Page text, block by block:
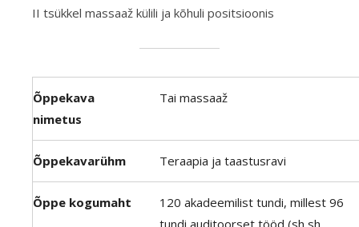
II tsükkel massaaž külili ja kõhuli positsioonis
Õppekava
nimetus
Tai massaaž
Õppekavarühm Teraapia ja taastusravi
Õppe kogumaht
120 akadeemilist tundi, millest 96
tundi auditoorset tööd (sh sh